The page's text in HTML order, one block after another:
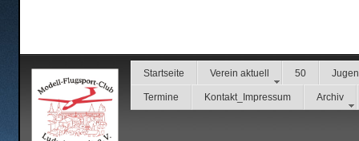
Startseite Verein aktuell 50
Termine Kontakt_Impressum Archiv